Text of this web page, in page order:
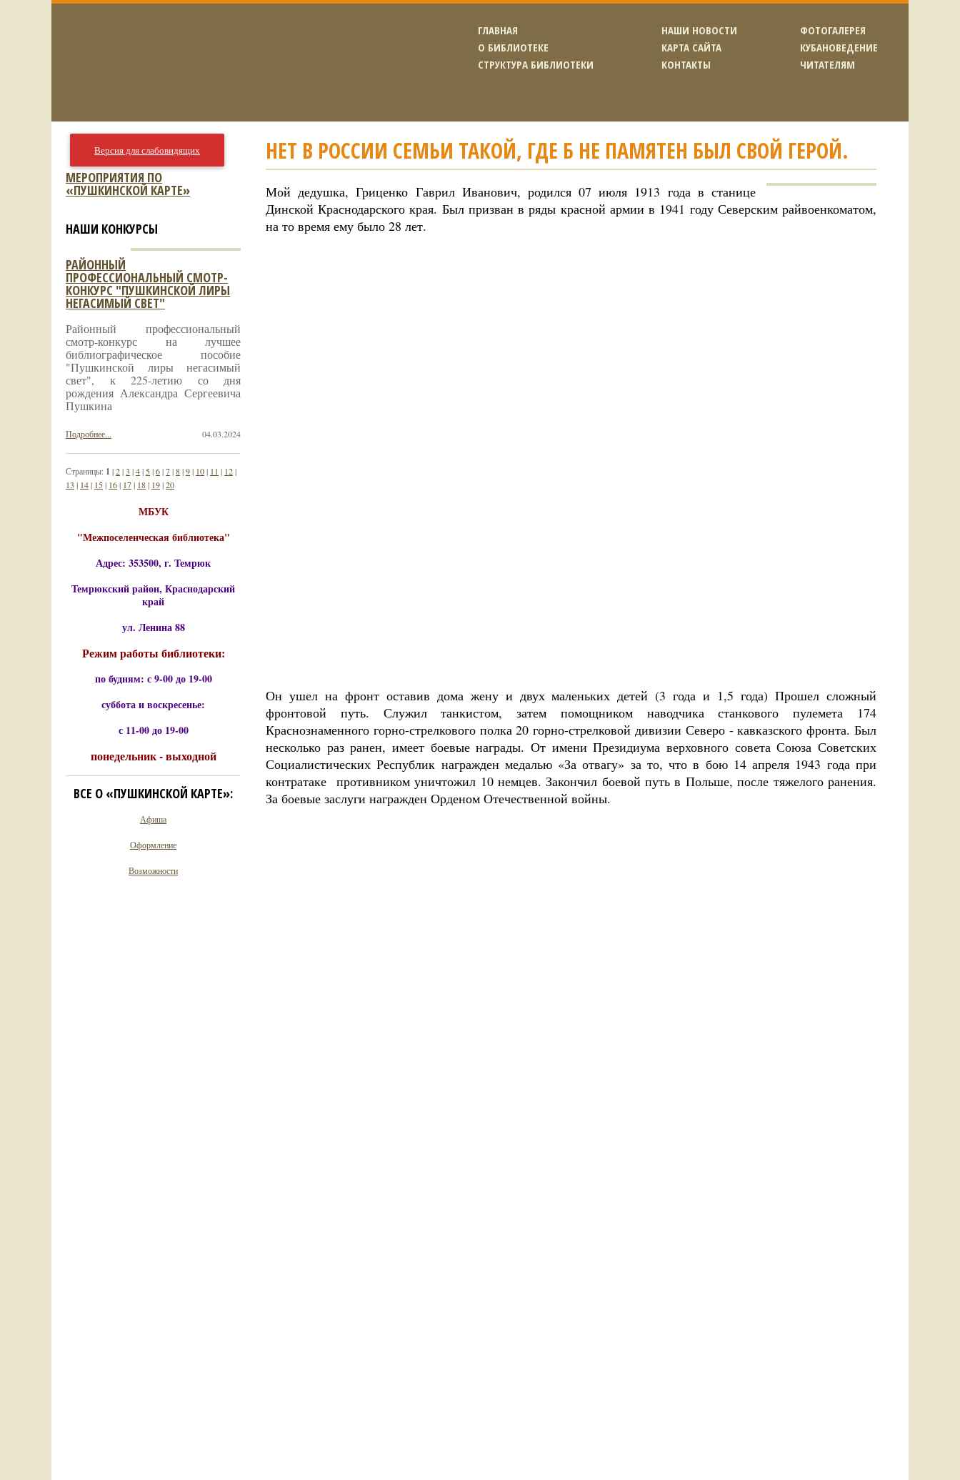
ГЛАВНАЯ
О БИБЛИОТЕКЕ
СТРУКТУРА БИБЛИОТЕКИ
НАШИ НОВОСТИ
КАРТА САЙТА
КОНТАКТЫ
ФОТОГАЛЕРЕЯ
КУБАНОВЕДЕНИЕ
ЧИТАТЕЛЯМ
НЕТ В РОССИИ СЕМЬИ ТАКОЙ, ГДЕ Б НЕ ПАМЯТЕН БЫЛ СВОЙ ГЕРОЙ.
Мой дедушка, Гриценко Гаврил Иванович, родился 07 июля 1913 года в станице
Динской Краснодарского края. Был призван в ряды красной армии в 1941 году Северским райвоенкоматом,
на то время ему было 28 лет.
Он ушел на фронт оставив дома жену и двух маленьких детей (3 года и 1,5 года) Прошел сложный
фронтовой путь. Служил танкистом, затем помощником наводчика станкового пулемета 174
Краснознаменного горно-стрелкового полка 20 горно-стрелковой дивизии Северо - кавказского фронта. Был
несколько раз ранен, имеет боевые награды. От имени Президиума верховного совета Союза Советских
Социалистических Республик награжден медалью «За отвагу» за то, что в бою 14 апреля 1943 года при
контратаке противником уничтожил 10 немцев. Закончил боевой путь в Польше, после тяжелого ранения.
За боевые заслуги награжден Орденом Отечественной войны.
Версия для слабовидящих
МЕРОПРИЯТИЯ ПО
«ПУШКИНСКОЙ КАРТЕ»
НАШИ КОНКУРСЫ
РАЙОННЫЙ
ПРОФЕССИОНАЛЬНЫЙ СМОТР-
КОНКУРС "ПУШКИНСКОЙ ЛИРЫ
НЕГАСИМЫЙ СВЕТ"
Районный профессиональный
смотр-конкурс на лучшее
библиографическое пособие
"Пушкинской лиры негасимый
свет", к 225-летию со дня
рождения Александра Сергеевича
Пушкина
04.03.2024
Подробнее...
Страницы: 1 |2|3 |4| 5|6|7|8|9| 10| 11 | 12|
13 | 14| 15| 16| 17| 18| 19|20
МБУК
"Межпоселенческая библиотека"
Адрес: 353500, г. Темрюк
Темрюкский район, Краснодарский
край
ул. Ленина 88
Режим работы библиотеки:
по будням: с 9-00 до 19-00
суббота и воскресенье:
с 11-00 до 19-00
понедельник - выходной
ВСЕ О «ПУШКИНСКОЙ КАРТЕ»:
Афиша
Оформление
Возможности